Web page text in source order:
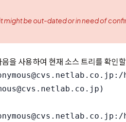
might be out-dated or in need of
을 사용하여 현재 소스 트리를 확인